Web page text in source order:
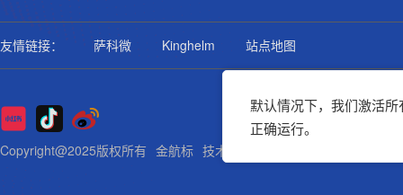
友情链接： 萨科微 Kinghelm 站点地图
Copyright@2025版权所有 金航标 技术支持: 集群科技
默认情况下，我们激活
正确运行。